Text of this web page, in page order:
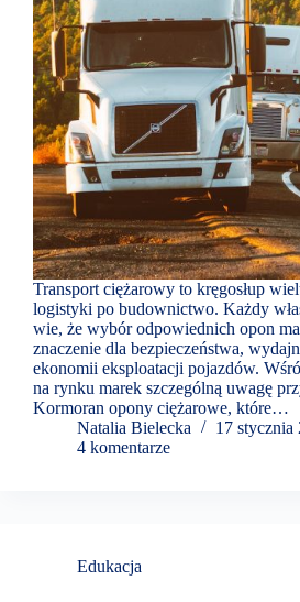
Transport ciężarowy to kręgosłup
logistyki po budownictwo. Każdy
wie, że wybór odpowiednich opon
znaczenie dla bezpieczeństwa,
ekonomii eksploatacji pojazdów.
na rynku marek szczególną uwagę
Kormoran opony ciężarowe, które…
Natalia Bielecka
17 stycznia
4 komentarze
Edukacja